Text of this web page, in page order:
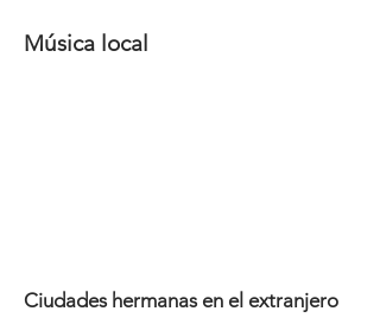
Música local
Ciudades hermanas en el extranjero